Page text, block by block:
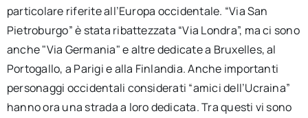
particolare riferite all’Europa occidentale. “Via San
Pietroburgo” è stata ribattezzata “Via Londra”, ma ci sono
anche "Via Germania" e altre dedicate a Bruxelles, al
Portogallo, a Parigi e alla Finlandia. Anche importanti
personaggi occidentali considerati “amici dell’Ucraina”
hanno ora una strada a loro dedicata. Tra questi vi sono